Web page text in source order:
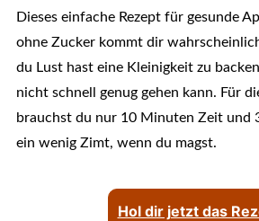
Dieses einfache Rezept für gesunde
ohne Zucker kommt dir
du Lust hast eine Kleinigkeit zu
nicht schnell genug gehen kann. Für
brauchst du nur 10 Minuten Zeit und
ein wenig Zimt, wenn du magst.
Hol dir jetzt das